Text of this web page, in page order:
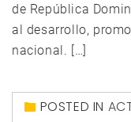
de República
al desarrollo,
nacional. […]
POSTED IN